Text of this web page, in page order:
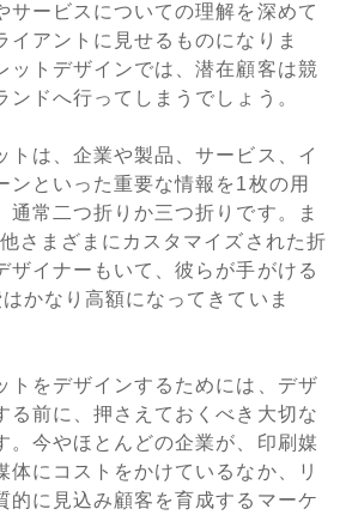
サービスについての理解を深めて
イアントに見せるものになりま
ットデザインでは、潜在顧客は競
ンドへ行ってしまうでしょう。
トは、企業や製品、サービス、イ
ンといった重要な情報を1枚の用
通常二つ折りか三つ折りです。ま
さまざまにカスタマイズされた折
ザイナーもいて、彼らが手がける
かなり高額になってきていま
トをデザインするためには、デザ
る前に、押さえておくべき大切な
。今やほとんどの企業が、印刷媒
体にコストをかけているなか、リ
的に見込み顧客を育成するマーケ